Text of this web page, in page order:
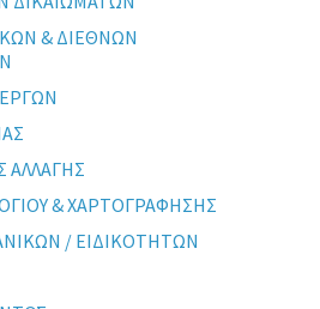
& ΔΙΕΘΝΩΝ
ΑΛΛΑΓΗΣ
& ΧΑΡΤΟΓΡΑΦΗΣΗΣ
/ ΕΙΔΙΚΟΤΗΤΩΝ